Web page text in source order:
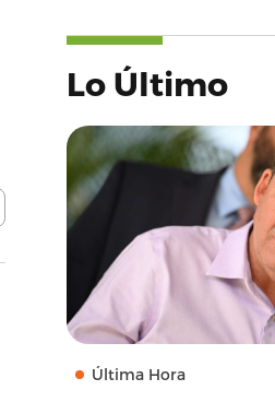
Lo Último
Última Hora